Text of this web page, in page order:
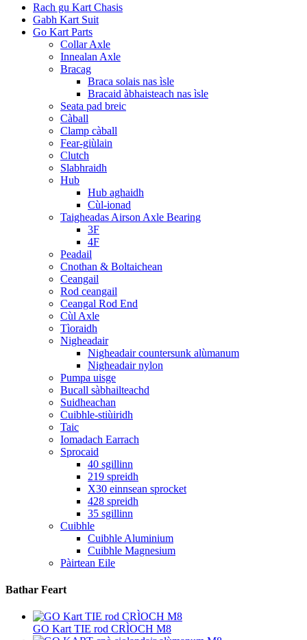
Rach gu Kart Chasis
Gabh Kart Suit
Go Kart Parts
Collar Axle
Innealan Axle
Bracag
Braca solais nas ìsle
Bracaid àbhaisteach nas ìsle
Seata pad breic
Càball
Clamp càball
Fear-giùlain
Clutch
Slabhraidh
Hub
Hub aghaidh
Cùl-ionad
Taigheadas Airson Axle Bearing
3F
4F
Peadail
Cnothan & Boltaichean
Ceangail
Rod ceangail
Ceangal Rod End
Cùl Axle
Tìoraidh
Nigheadair
Nigheadair countersunk alùmanum
Nigheadair nylon
Pumpa uisge
Bucall sàbhailteachd
Suidheachan
Cuibhle-stiùiridh
Taic
Iomadach Earrach
Sprocaid
40 sgillinn
219 spreidh
X30 einnsean sprocket
428 spreidh
35 sgillinn
Cuibhle
Cuibhle Aluminium
Cuibhle Magnesium
Pàirtean Eile
Bathar Feart
GO Kart TIE rod CRÌOCH M8